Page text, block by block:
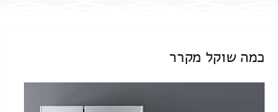
כמה שוקל מקרר